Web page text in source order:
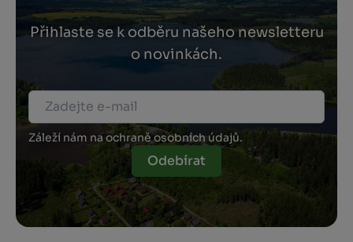
Přihlaste se k odběru našeho newsletteru
o novinkách.
Záleží nám na ochraně osobních údajů.
Odebírat